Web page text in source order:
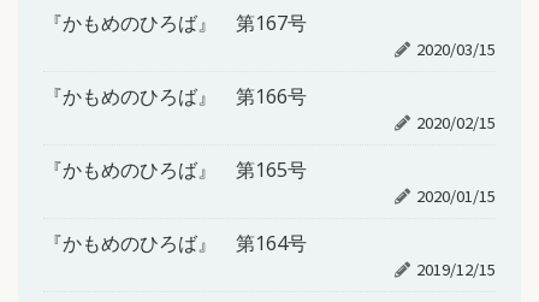
『かもめのひろば』 第167号
2020/03/15
『かもめのひろば』 第166号
2020/02/15
『かもめのひろば』 第165号
2020/01/15
『かもめのひろば』 第164号
2019/12/15